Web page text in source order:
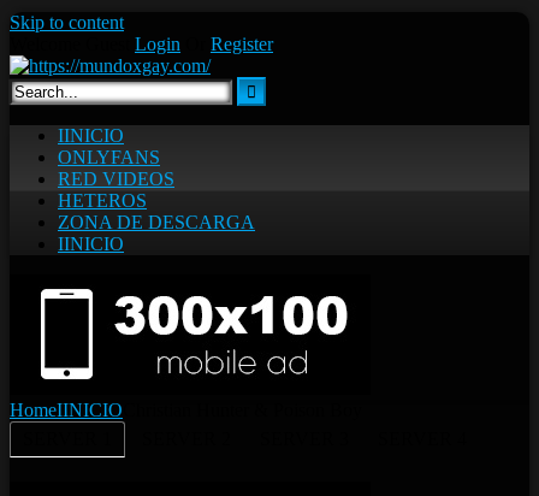
Skip to content
Login Register
IINICIO
ONLYFANS
RED VIDEOS
HETEROS
ZONA DE DESCARGA
IINICIO
HomeIINICIO